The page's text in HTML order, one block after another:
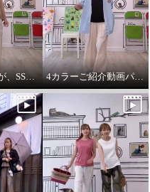
ツブルゾン
サックス ７号
64歳！ひがしが、SSVのベスト最高！推し‼️コーデ 4カラーご紹介動画パーカー付きのインナーは、凄い使えます。